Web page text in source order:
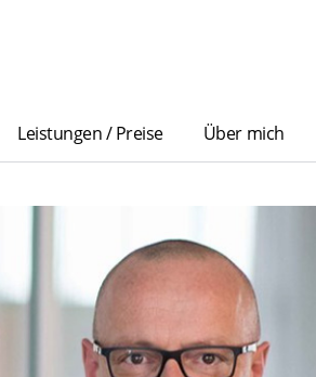
Leistungen / Preise Über mich